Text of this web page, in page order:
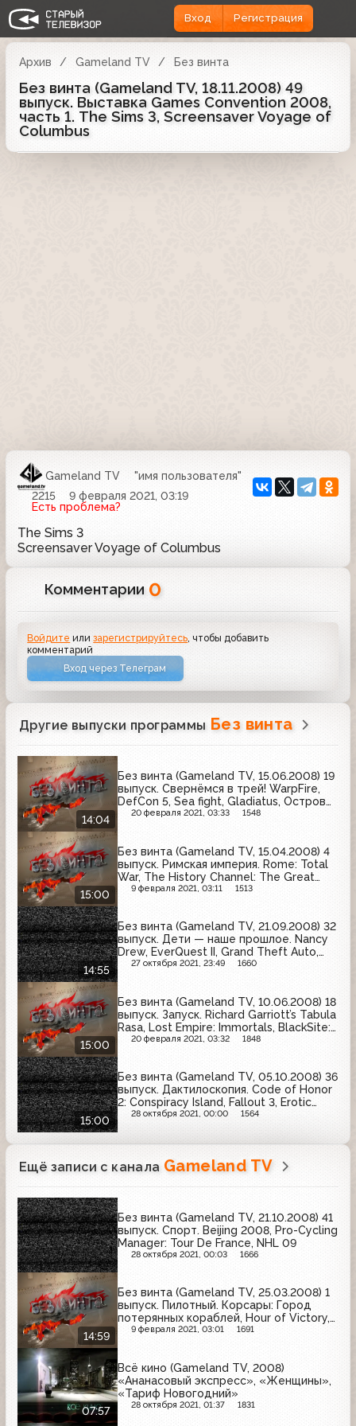
Вход Регистрация
Архив Gameland TV Без винта
Без винта (Gameland TV, 18.11.2008) 49
выпуск. Выставка Games Convention 2008,
часть 1. The Sims 3, Screensaver Voyage of
Columbus
Gameland TV
"имя пользователя"
2215
9 февраля 2021, 03:19
Есть проблема?
The Sims 3
Screensaver Voyage of Columbus
Комментарии 0
Войдите илизарегистрируйтесь , чтобы добавить
комментарий
Вход через Телеграм
Другие выпуски программы Без винта
14:04
Без винта (Gameland TV, 15.06.2008) 19
выпуск. Свернёмся в трей! WarpFire,
DefCon 5, Sea fight, Gladiatus, Остров
лошадей
20 февраля 2021, 03:33 1548
15:00
Без винта (Gameland TV, 15.04.2008) 4
выпуск. Римская империя. Rome: Total
War, The History Channel: The Great
Battles of Rome, Imperium Romanum,
9 февраля 2021, 03:11 1513
14:55
Без винта (Gameland TV, 21.09.2008) 32
выпуск. Дети — наше прошлое. Nancy
Drew, EverQuest II, Grand Theft Auto,
Dead Space
27 октября 2021, 23:49 1660
15:00
Без винта (Gameland TV, 10.06.2008) 18
выпуск. Запуск. Richard Garriott’s Tabula
Rasa, Lost Empire: Immortals, BlackSite:
Area 51
20 февраля 2021, 03:32 1848
15:00
Без винта (Gameland TV, 05.10.2008) 36
выпуск. Дактилоскопия. Code of Honor
2: Conspiracy Island, Fallout 3, Erotic
Empire
28 октября 2021, 00:00 1564
Ещё записи с канала Gameland TV
Без винта (Gameland TV, 21.10.2008) 41
выпуск. Спорт. Beijing 2008, Pro-Cycling
Manager: Tour De France, NHL 09
28 октября 2021, 00:03 1666
14:59
Без винта (Gameland TV, 25.03.2008) 1
выпуск. Пилотный. Корсары: Город
потерянных кораблей, Hour of Victory,
Death Track: Resurrection
9 февраля 2021, 03:01 1691
07:57
Всё кино (Gameland TV, 2008)
«Ананасовый экспресс», «Женщины»,
«Тариф Новогодний»
28 октября 2021, 01:37 1831